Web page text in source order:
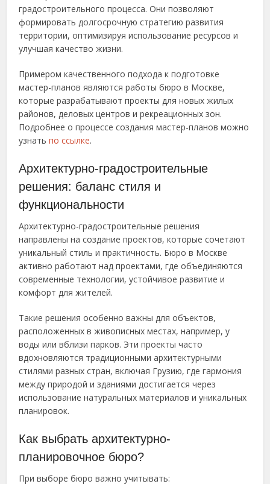
градостроительного процесса. Они позволяют
формировать долгосрочную стратегию развития
территории, оптимизируя использование ресурсов и
улучшая качество жизни.
Примером качественного подхода к подготовке
мастер-планов являются работы бюро в Москве,
которые разрабатывают проекты для новых жилых
районов, деловых центров и рекреационных зон.
Подробнее о процессе создания мастер-планов можно
узнатьпо ссылке.
Архитектурно-градостроительные
решения: баланс стиля и
функциональности
Архитектурно-градостроительные решения
направлены на создание проектов, которые сочетают
уникальный стиль и практичность. Бюро в Москве
активно работают над проектами, где объединяются
современные технологии, устойчивое развитие и
комфорт для жителей.
Такие решения особенно важны для объектов,
расположенных в живописных местах, например, у
воды или вблизи парков. Эти проекты часто
вдохновляются традиционными архитектурными
стилями разных стран, включая Грузию, где гармония
между природой и зданиями достигается через
использование натуральных материалов и уникальных
планировок.
Как выбрать архитектурно-
планировочное бюро?
При выборе бюро важно учитывать: